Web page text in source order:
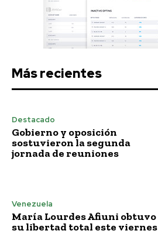
Más recientes
Destacado
Gobierno y oposición
sostuvieron la segunda
jornada de reuniones
Venezuela
María Lourdes Afiuni obtuvo
su libertad total este viernes